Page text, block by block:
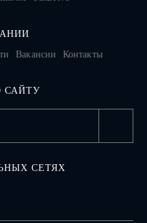
Вакансии Контакты
САЙТУ
СЕТЯХ